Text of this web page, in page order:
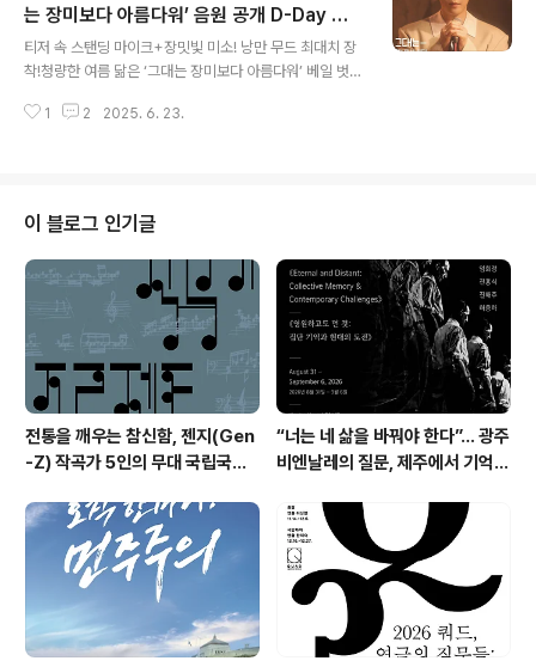
공섬에서 열린 ‘도나우인젤페스트’ TOURISMUS BÜHN
E에 올라 단독 공연을 펼쳤다. 주오스트리아 한국문화원이
주최한 한류 문화 축제 ‘Inspire Me Korea’의 메인 프로
그램으로 편성된 이번 무대는 전석이 관객들로 가득 차며
뜨거운 호응 속에 진행됐다. 특히 카이는 한국 창작 뮤지컬
는 장미보다 아름다워’ 음원 공개 D-Day 기
대포인트 셋!
티저 속 스탠딩 마이크+장밋빛 미소! 낭만 무드 최대치 장
착!청량한 여름 닮은 ‘그대는 장미보다 아름다워’ 베일 벗었
트럼 확장 예고! [플레이뉴스 문성식기자] 가수 겸 배우 에
다 아름다워’ 음원을 공개하며 본격적인 가수 활동 신호탄
을 쏘아 올린다. 새 디지털 싱글 ‘그대는 장미보다 아름다
워’는 제목 그대로 짙은 감성과 감성 보컬로 사랑에 대한 진
심을 전하는 곡이다. 가슴 벅찬 설렘의 순간이 녹아든 가사
와 경쾌한 리듬 그리고 에녹 특유의 섬세한 표현력이 어우
러져 듣는 이의 감..
1 2 2025. 6. 23.
이 블로그 인기글
전통을 깨우는 참신함, 젠지(Gen
-Z) 작곡가 5인의 무대 국립국악
트'
“너는 네 삶을 바꿔야 한다”… 광주
비엔날레의 질문, 제주에서 기억의
주비엔날레 몽골관 연계 프로그램
《영원하고도 먼 것: 집단 기억과 현
대의 도전》